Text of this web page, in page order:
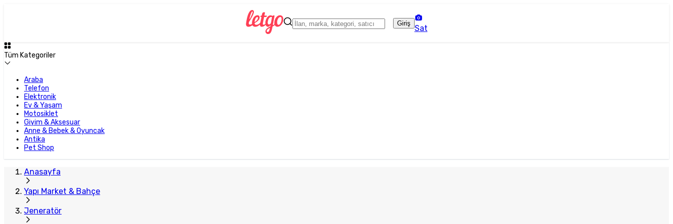
Giriş
Sat
Tüm Kategoriler
Araba
Telefon
Elektronik
Ev & Yaşam
Motosiklet
Giyim & Aksesuar
Anne & Bebek & Oyuncak
Antika
Pet Shop
Anasayfa
Yapı Market & Bahçe
Jeneratör